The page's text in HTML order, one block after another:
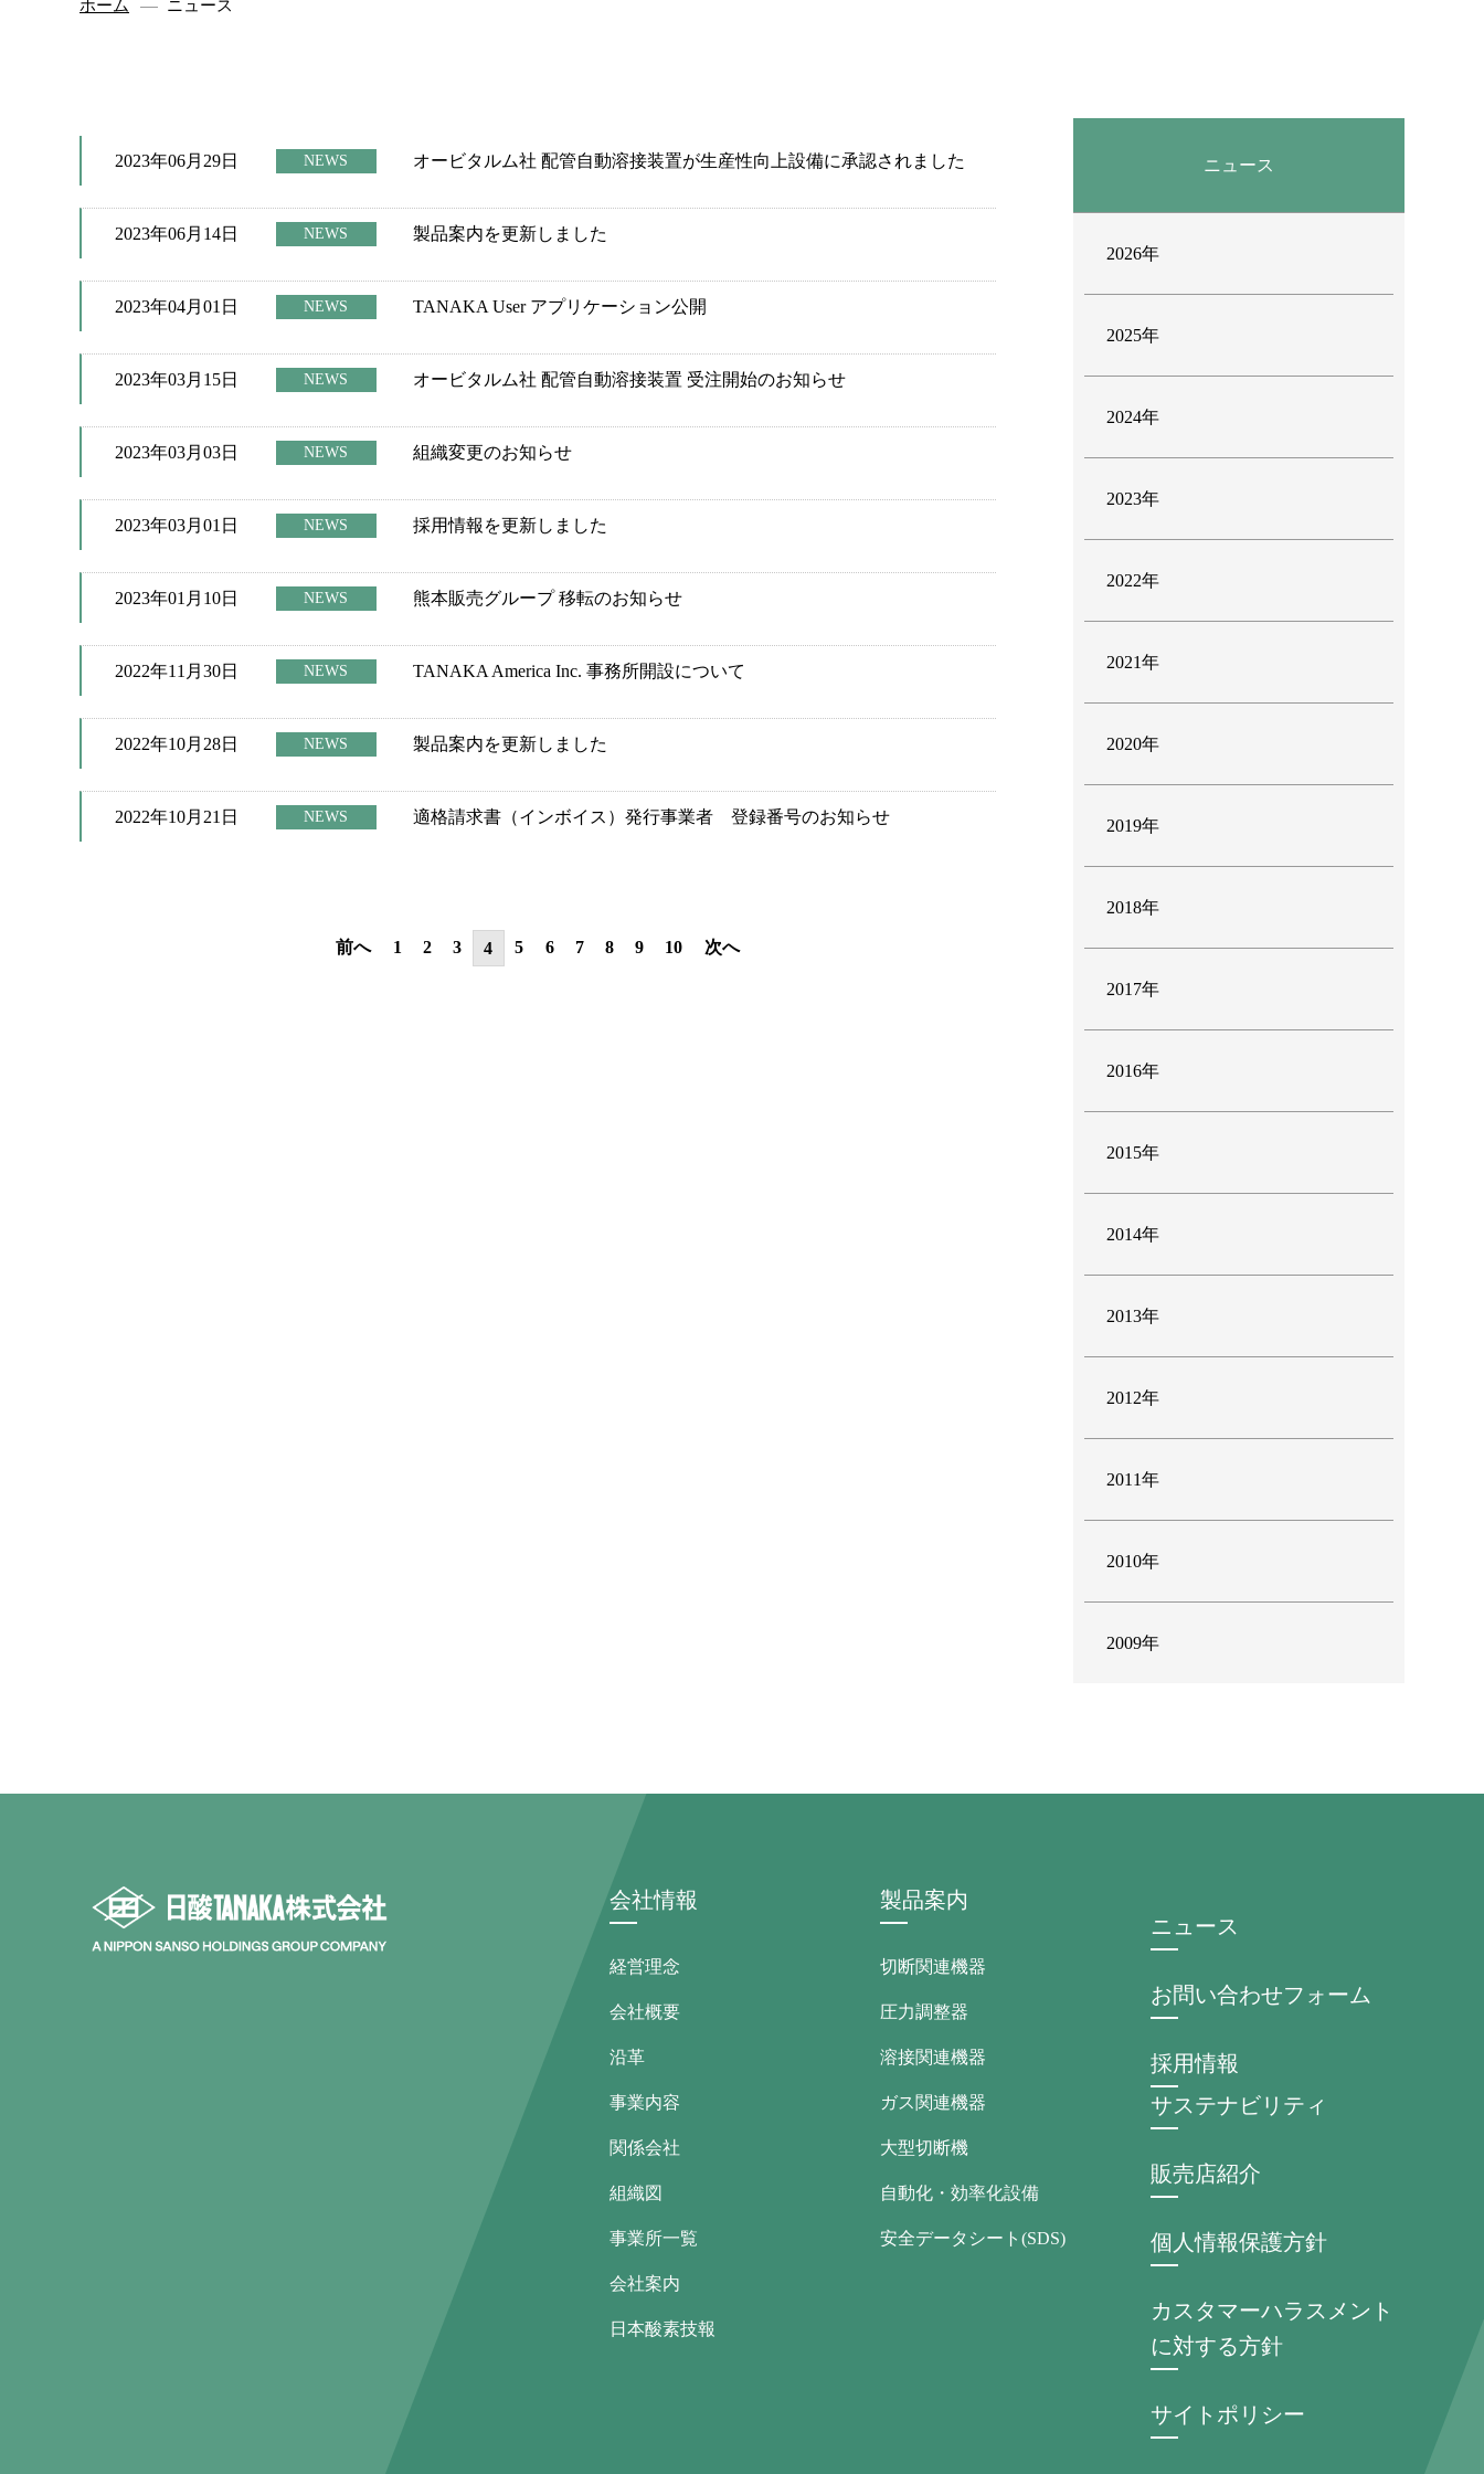
ホーム ニュース
2023年06月29日 NEWS オービタルム社 配管自動溶接装置が生産性向上設備に承認されました
2023年06月14日 NEWS 製品案内を更新しました
2023年04月01日 NEWS TANAKA User アプリケーション公開
2023年03月15日 NEWS オービタルム社 配管自動溶接装置 受注開始のお知らせ
2023年03月03日 NEWS 組織変更のお知らせ
2023年03月01日 NEWS 採用情報を更新しました
2023年01月10日 NEWS 熊本販売グループ 移転のお知らせ
2022年11月30日 NEWS TANAKA America Inc. 事務所開設について
2022年10月28日 NEWS 製品案内を更新しました
2022年10月21日 NEWS 適格請求書（インボイス）発行事業者 登録番号のお知らせ
前へ 1 2 3 4 5 6 7 8 9 10 次へ
ニュース
2026年
2025年
2024年
2023年
2022年
2021年
2020年
2019年
2018年
2017年
2016年
2015年
2014年
2013年
2012年
2011年
2010年
2009年
会社情報
経営理念
会社概要
沿革
事業内容
関係会社
組織図
事業所一覧
会社案内
日本酸素技報
製品案内
切断関連機器
圧力調整器
溶接関連機器
ガス関連機器
大型切断機
自動化・効率化設備
安全データシート(SDS)
ニュース
お問い合わせフォーム
採用情報
サステナビリティ
販売店紹介
個人情報保護方針
カスタマーハラスメント
に対する方針
サイトポリシー